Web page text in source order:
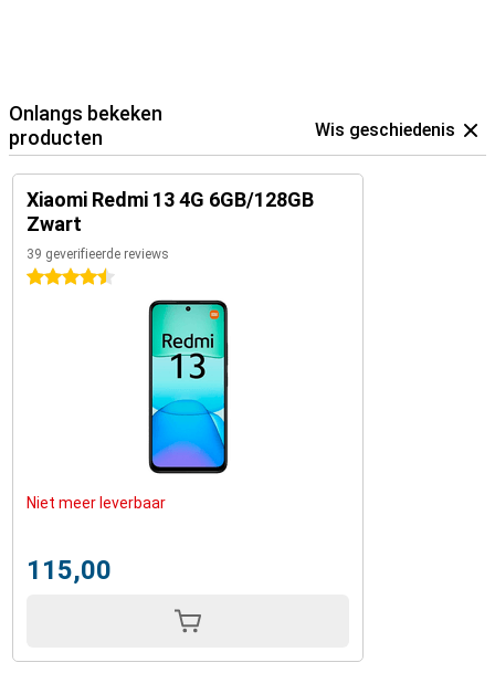
Onlangs bekeken
producten
Wis geschiedenis
Xiaomi Redmi 13 4G 6GB/128GB
Zwart
39 geverifieerde reviews
4.5 sterren
Niet meer leverbaar
115,00